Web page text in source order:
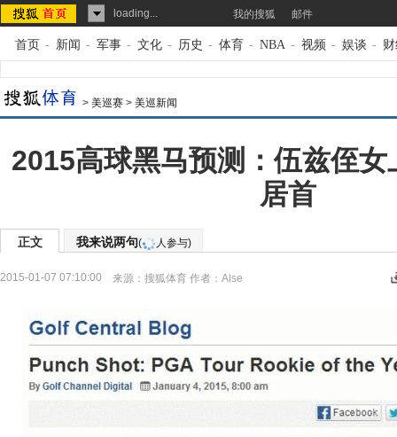
loading... 我的搜狐 邮件
首页 - 新闻 - 军事 - 文化 - 历史 - 体育 - NBA - 视频 - 娱谈 -
> 美巡赛 > 美巡新闻
2015高球黑马预测：伍兹侄
居首
正文 我来说两句( 人参与)
2015-01-07 07:10:00 来源： 搜狐体育 作者：Alse